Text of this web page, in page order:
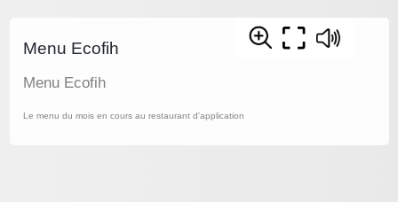
Menu Ecofih
Menu Ecofih
Le menu du mois en cours au restaurant d'application